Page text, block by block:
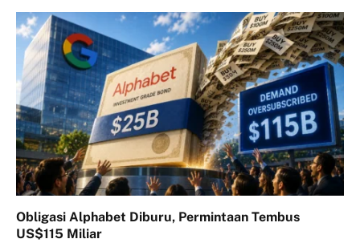
Obligasi Alphabet Diburu, Permintaan Tembus
US$115 Miliar